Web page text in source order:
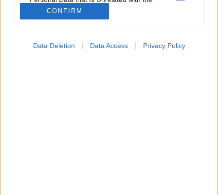
Purposes for which it was collected.
Opted Out
I want to allow Google to enable storage
CONFIRM
Data Deletion Data Access Privacy Policy